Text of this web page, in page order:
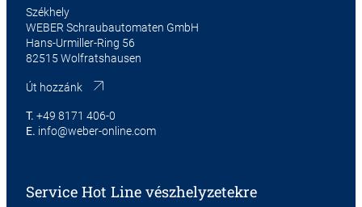
Székhely
WEBER Schraubautomaten GmbH
Hans-Urmiller-Ring 56
82515 Wolfratshausen
Út hozzánk
T. +49 8171 406-0
E. info@weber-online.com
Service Hot Line vészhelyzetekre